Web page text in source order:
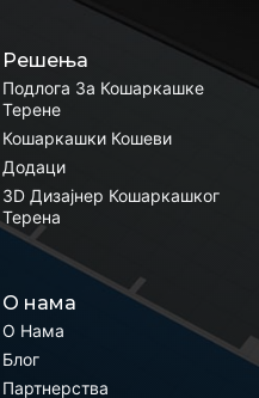
Решења
Подлога За Кошаркашке
Терене
Кошаркашки Кошеви
Додаци
3D Дизајнер Кошаркашког
Терена
О нама
О Нама
Блог
Партнерства